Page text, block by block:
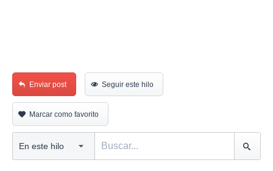
Enviar post Seguir este hilo
Marcar como favorito